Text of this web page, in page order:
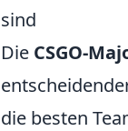
sind
Die CSGO-
die besten